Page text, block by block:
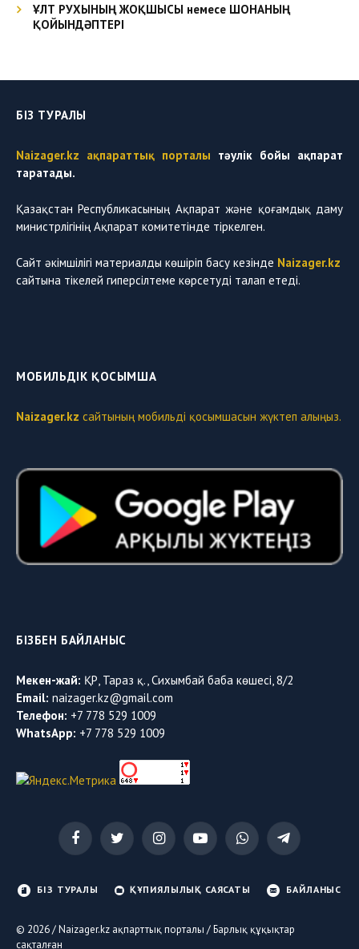
ҰЛТ РУХЫНЫҢ ЖОҚШЫСЫ немесе ШОНАНЫҢ
ҚОЙЫНДӘПТЕРІ
БІЗ ТУРАЛЫ
Naizager.kz ақпараттық порталы тәулік бойы ақпарат
таратады.
Қазақстан Республикасының Ақпарат және қоғамдық даму
министрлігінің Ақпарат комитетінде тіркелген.
Сайт әкімшілігі материалды көшіріп басу кезінде Naizager.kz
сайтына тікелей гиперсілтеме көрсетуді талап етеді.
МОБИЛЬДІК ҚОСЫМША
Naizager.kz сайтының мобильді қосымшасын жүктеп алыңыз.
БІЗБЕН БАЙЛАНЫС
Мекен-жай: ҚР, Тараз қ., Сихымбай баба көшесі, 8/2
Email: naizager.kz@gmail.com
Телефон: +7 778 529 1009
WhatsApp: +7 778 529 1009
FacebookTwitter InstagramYouTubeWhatsAppTelegram
БІЗ ТУРАЛЫ ҚҰПИЯЛЫЛЫҚ САЯСАТЫ БАЙЛАНЫС
© 2026 / Naizager.kz ақпарттық порталы / Барлық құқықтар
сақталған